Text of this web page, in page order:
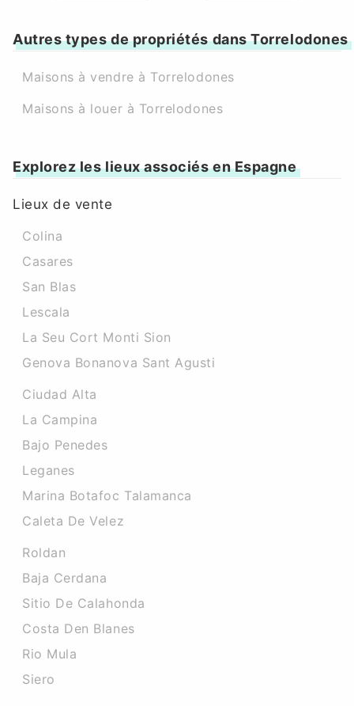
Autres types de propriétés dans Torrelodones
Maisons à vendre à Torrelodones
Maisons à louer à Torrelodones
Explorez les lieux associés en Espagne
Lieux de vente
Colina
Casares
San Blas
Lescala
La Seu Cort Monti Sion
Genova Bonanova Sant Agusti
Ciudad Alta
La Campina
Bajo Penedes
Leganes
Marina Botafoc Talamanca
Caleta De Velez
Roldan
Baja Cerdana
Sitio De Calahonda
Costa Den Blanes
Rio Mula
Siero